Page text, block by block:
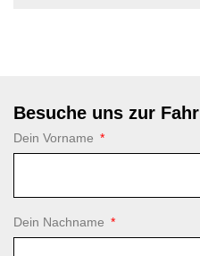
Besuche uns zur
Dein Vorname
Dein Nachname